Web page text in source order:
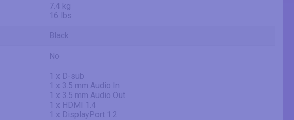
7.4 kg
16 lbs
Black
No
1 x D-sub
1 x 3.5 mm Audio In
1 x 3.5 mm Audio Out
1 x HDMI 1.4
1 x DisplayPort 1.2